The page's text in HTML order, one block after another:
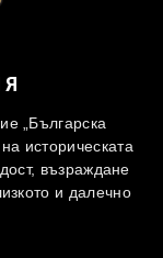
„Българска
историческата
възраждане
и далечно